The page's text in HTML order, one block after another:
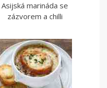
Asijská marináda se
zázvorem a chilli